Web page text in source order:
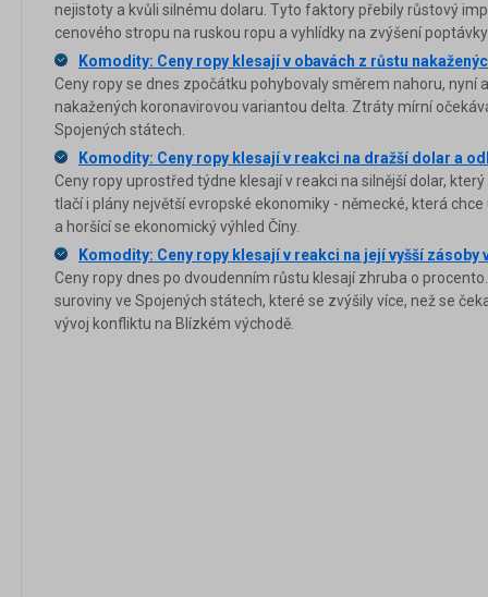
nejistoty a kvůli silnému dolaru. Tyto faktory přebily růstový
cenového stropu na ruskou ropu a vyhlídky na zvýšení poptávky
Komodity: Ceny ropy klesají v obavách z růstu
Ceny ropy se dnes zpočátku pohybovaly směrem nahoru, nyní
nakažených koronavirovou variantou delta. Ztráty mírní
Spojených státech.
Komodity: Ceny ropy klesají v reakci na dražší dolar a
Ceny ropy uprostřed týdne klesají v reakci na silnější dolar,
tlačí i plány největší evropské ekonomiky - německé, která
a horšící se ekonomický výhled Číny.
Komodity: Ceny ropy klesají v reakci na její vyšší zásoby
Ceny ropy dnes po dvoudenním růstu klesají zhruba o
suroviny ve Spojených státech, které se zvýšily více, než se
vývoj konfliktu na Blízkém východě.